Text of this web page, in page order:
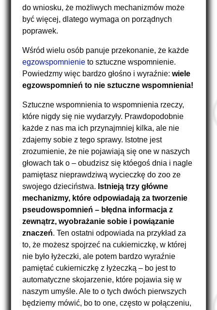
do wniosku, że możliwych mechanizmów może
być więcej, dlatego wymaga on porządnych
poprawek.
Wśród wielu osób panuje przekonanie, że każde
egzowspomnienieto sztuczne wspomnienie.
Powiedzmy więc bardzo głośno i wyraźnie: wiele
egzowspomnień to nie sztuczne wspomnienia!
Sztuczne wspomnienia to wspomnienia rzeczy,
które nigdy się nie wydarzyły. Prawdopodobnie
każde z nas ma ich przynajmniej kilka, ale nie
zdajemy sobie z tego sprawy. Istotne jest
zrozumienie, że nie pojawiają się one w naszych
głowach tak o – obudzisz się któegoś dnia i nagle
pamiętasz nieprawdziwą wycieczkę do zoo ze
swojego dzieciństwa. Istnieją trzy główne
mechanizmy, które odpowiadają za tworzenie
pseudowspomnień – błędna informacja z
zewnątrz, wyobrażanie sobie i powiązanie
znaczeń. Ten ostatni odpowiada na przykład za
to, że możesz spojrzeć na cukierniczkę, w której
nie było łyżeczki, ale potem bardzo wyraźnie
pamiętać cukierniczkę z łyżeczką – bo jest to
automatyczne skojarzenie, które pojawia się w
naszym umyśle. Ale to o tych dwóch pierwszych
będziemy mówić, bo to one, często w połączeniu,